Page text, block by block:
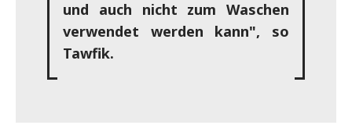
und auch nicht zum Waschen
verwendet werden kann", so
Tawfik.